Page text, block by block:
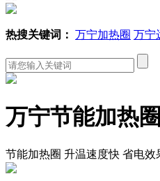
热搜关键词： 万宁加热圈 万宁
万宁节能加热
节能加热圈 升温速度快 省电效